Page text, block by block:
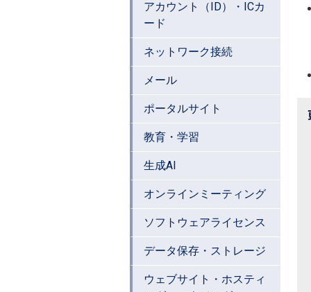
アカウント（ID）・ICカ
ード
ネットワーク接続
メール
ポータルサイト
教育・学習
生成AI
オンラインミーティング
ソフトウェアライセンス
データ保存・ストレージ
ウェブサイト・ホスティ